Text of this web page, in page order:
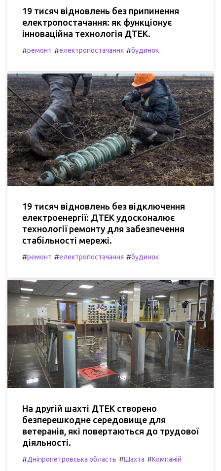
19 тисяч відновлень без припинення
електропостачання: як функціонує
інноваційна технологія ДТЕК.
#ремонт #електропостачання #будинок
19 тисяч відновлень без відключення
електроенергії: ДТЕК удосконалює
технології ремонту для забезпечення
стабільності мережі.
#ремонт #електропостачання #будинок
На другій шахті ДТЕК створено
безперешкодне середовище для
ветеранів, які повертаються до трудової
діяльності.
#Дніпропетровська область #Шахта #Компаній